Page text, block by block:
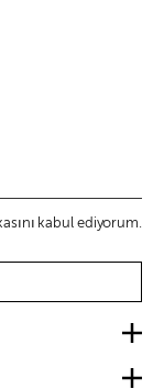
kabul ediyorum.